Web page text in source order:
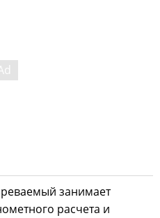
занимает
расчета и